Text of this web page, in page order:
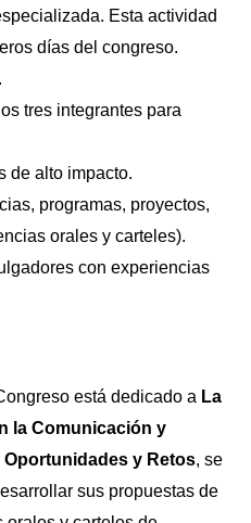
Esta actividad
días del congreso.
tres integrantes para
de alto impacto.
programas, proyectos,
orales y carteles).
con experiencias
está dedicado a La
la Comunicación y
y Retos, se
sus propuestas de